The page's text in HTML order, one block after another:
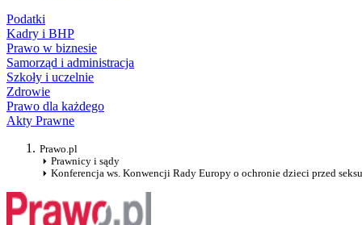
Podatki
Kadry i BHP
Prawo w biznesie
Samorząd i administracja
Szkoły i uczelnie
Zdrowie
Prawo dla każdego
Akty Prawne
Prawo.pl
Prawnicy i sądy
Konferencja ws. Konwencji Rady Europy o ochronie dzieci przed